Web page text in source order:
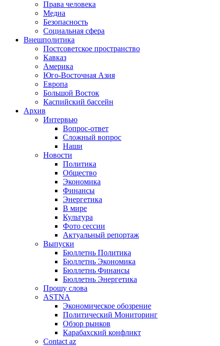
Права человека
Медиа
Безопасность
Социальная сфера
Внешполитика
Постсоветское пространство
Кавказ
Америка
Юго-Восточная Азия
Европа
Большой Восток
Каспийский бассейн
Архив
Интервью
Вопрос-ответ
Сложный вопрос
Наши
Новости
Политика
Общество
Экономика
Финансы
Энергетика
В мире
Культура
Фото сессии
Актуальный репортаж
Выпуски
Бюллетнь Политика
Бюллетнь Экономика
Бюллетнь Финансы
Бюллетнь Энергетика
Прошу слова
ASTNA
Экономическое обозрение
Политический Мониторинг
Обзор рынков
Карабахский конфликт
Contact az